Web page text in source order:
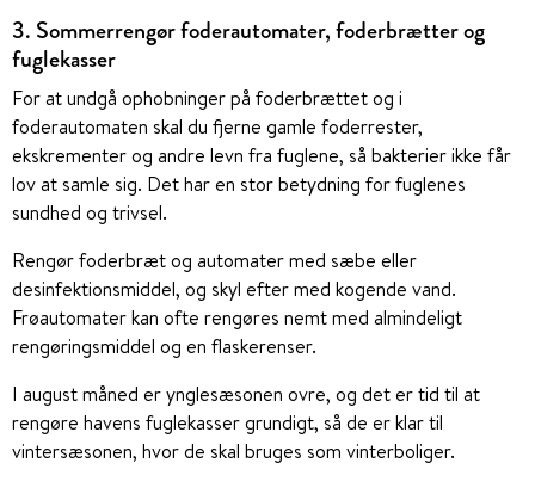
3. Sommerrengør foderautomater, foderbrætter og
fuglekasser
For at undgå ophobninger på foderbrættet og i
foderautomaten skal du fjerne gamle foderrester,
ekskrementer og andre levn fra fuglene, så bakterier ikke får
lov at samle sig. Det har en stor betydning for fuglenes
sundhed og trivsel.
Rengør foderbræt og automater med sæbe eller
desinfektionsmiddel, og skyl efter med kogende vand.
Frøautomater kan ofte rengøres nemt med almindeligt
rengøringsmiddel og en flaskerenser.
I august måned er ynglesæsonen ovre, og det er tid til at
rengøre havens fuglekasser grundigt, så de er klar til
vintersæsonen, hvor de skal bruges som vinterboliger.